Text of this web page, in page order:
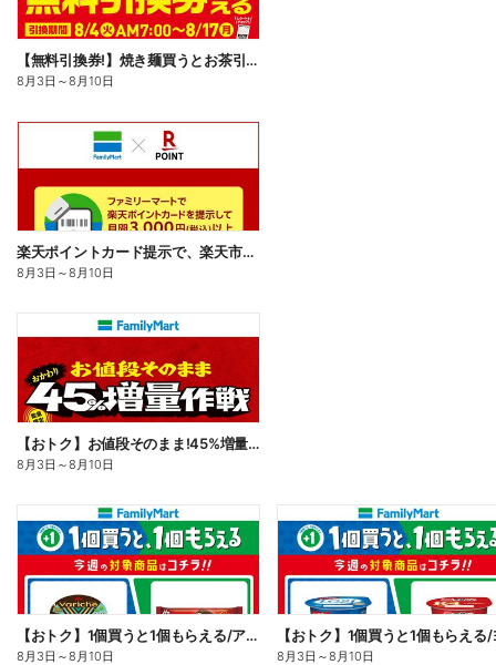
【無料引換券!】焼き麺買うとお茶引換券貰える!
8月3日 ～8月10日
楽天ポイントカード提示で、楽天市場でのお買い物がおトクに!
8月3日 ～8月10日
【おトク】お値段そのまま!45%増量作戦!
8月3日 ～8月10日
【おトク】1個買うと1個もらえる/アイス
8月3日 ～8月10日 8月3日 ～8月10日